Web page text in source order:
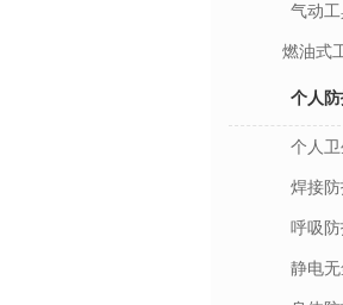
气动
燃油式
个人
个人卫
焊接防
呼吸防
静电无